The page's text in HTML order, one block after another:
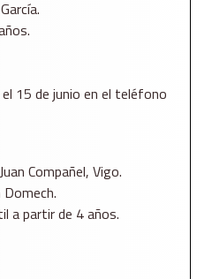
15 de junio en el teléfono
Compañel, Vigo.
Domech.
a partir de 4 años.